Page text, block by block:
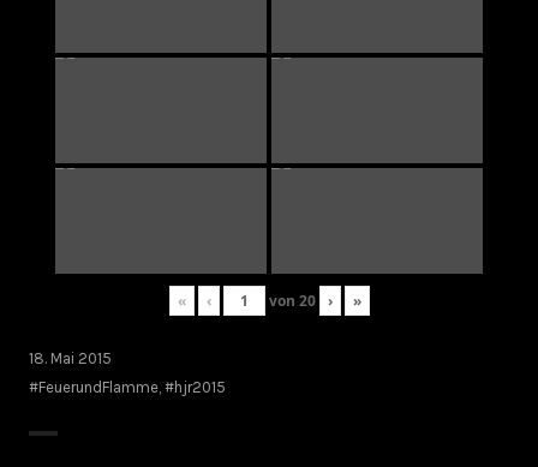
« ‹ von 20 › »
18. Mai 2015
#FeuerundFlamme #hjr2015